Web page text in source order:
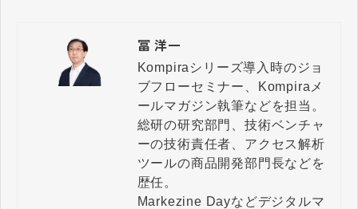
冨 洋一
Kompiraシリーズ導入時のジョ
ブフローセミナー、Kompiraメ
ールマガジン執筆などを担当。
総研の研究部門、技術ベンチャ
ーの技術責任者、アクセス解析
ツールの商品開発部門長などを
歴任。
Markezine Dayなどデジタルマ